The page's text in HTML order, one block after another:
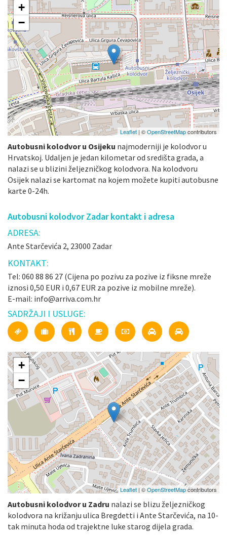
+
−
Leaflet | ©OpenStreetMapcontributors
Autobusni kolodvor u Osijeku najmoderniji je kolodvor u
Hrvatskoj. Udaljen je jedan kilometar od središta grada, a
nalazi se u blizini željezničkog kolodvora. Na kolodvoru
Osijek nalazi se kartomat na kojem možete kupiti autobusne
karte 0-24h.
Autobusni kolodvor Zadar kontakt i adresa
ADRESA:
Ante Starčevića 2, 23000 Zadar
KONTAKT:
Tel: 060 88 86 27 (Cijena po pozivu za pozive iz fiksne mreže
iznosi 0,50 EUR i 0,67 EUR za pozive iz mobilne mreže).
E-mail: info@arriva.com.hr
SADRŽAJI I USLUGE:
+
−
Leaflet | ©OpenStreetMapcontributors
Autobusni kolodvor u Zadru nalazi se blizu željezničkog
kolodvora na križanju ulica Bregdetti i Ante Starčevića, na 10-
tak minuta hoda od trajektne luke starog dijela grada.